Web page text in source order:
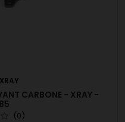
XRAY
CARBONE - XRAY -
(0)